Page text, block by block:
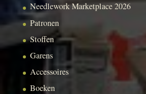
Needlework Marketplace 2026
Patronen
Stoffen
Garens
Accessoires
Boeken